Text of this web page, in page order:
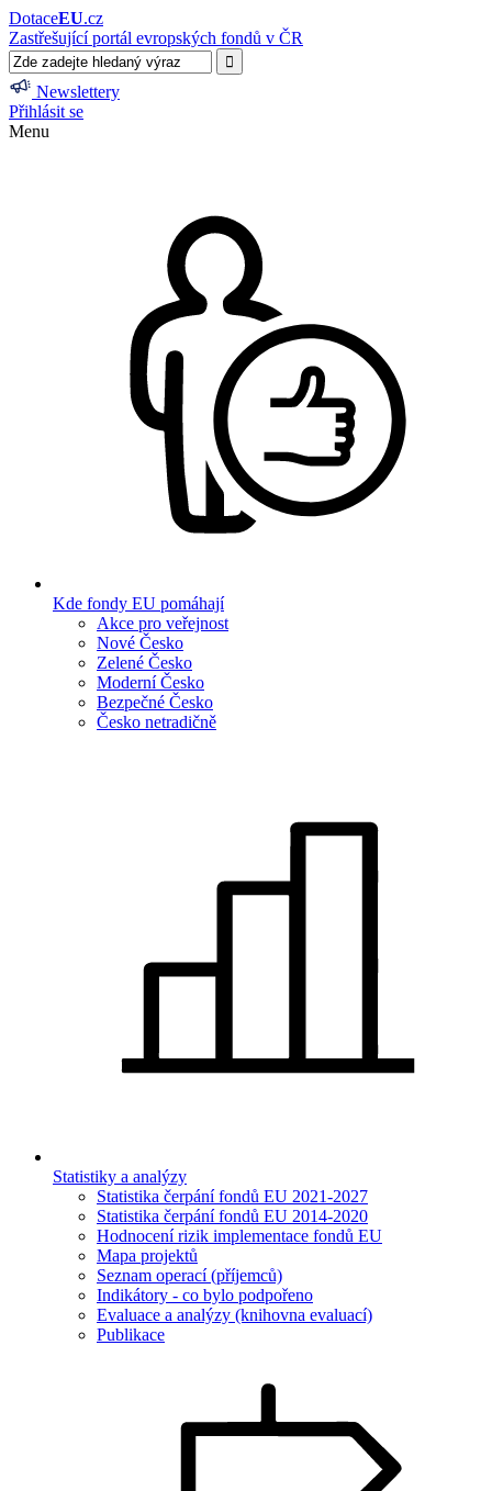
DotaceEU.cz
Zastřešující portál evropských fondů v ČR
Newslettery
Přihlásit se
Menu
Kde fondy EU pomáhají
Akce pro veřejnost
Nové Česko
Zelené Česko
Moderní Česko
Bezpečné Česko
Česko netradičně
Statistiky a analýzy
Statistika čerpání fondů EU 2021-2027
Statistika čerpání fondů EU 2014-2020
Hodnocení rizik implementace fondů EU
Mapa projektů
Seznam operací (příjemců)
Indikátory - co bylo podpořeno
Evaluace a analýzy (knihovna evaluací)
Publikace